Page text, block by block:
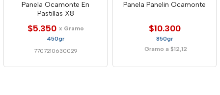
Panela Ocamonte En
Pastillas X8
$5.350 x Gramo
450gr
7707210630029
Panela Panelin Ocamonte
$10.300
850gr
Gramo a $12,12